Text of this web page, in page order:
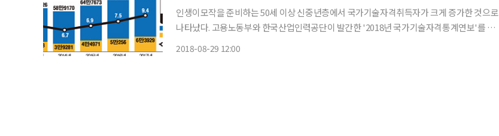
인생이모작을 준비하는 50세 이상 신중년층에서 국가기술자격취득자가 크게 증가한 것으로
나타났다. 고용노동부와 한국산업인력공단이 발간한 '2018년 국가기술자격통계연보'를 보
2018-08-29 12:00